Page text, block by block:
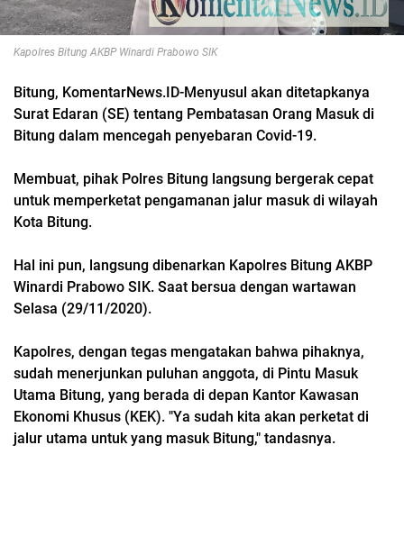
Kapolres Bitung AKBP Winardi Prabowo SIK
Bitung, KomentarNews.ID-Menyusul akan ditetapkanya
Surat Edaran (SE) tentang Pembatasan Orang Masuk di
Bitung dalam mencegah penyebaran Covid-19.
Membuat, pihak Polres Bitung langsung bergerak cepat
untuk memperketat pengamanan jalur masuk di wilayah
Kota Bitung.
Hal ini pun, langsung dibenarkan Kapolres Bitung AKBP
Winardi Prabowo SIK. Saat bersua dengan wartawan
Selasa (29/11/2020).
Kapolres, dengan tegas mengatakan bahwa pihaknya,
sudah menerjunkan puluhan anggota, di Pintu Masuk
Utama Bitung, yang berada di depan Kantor Kawasan
Ekonomi Khusus (KEK). "Ya sudah kita akan perketat di
jalur utama untuk yang masuk Bitung," tandasnya.